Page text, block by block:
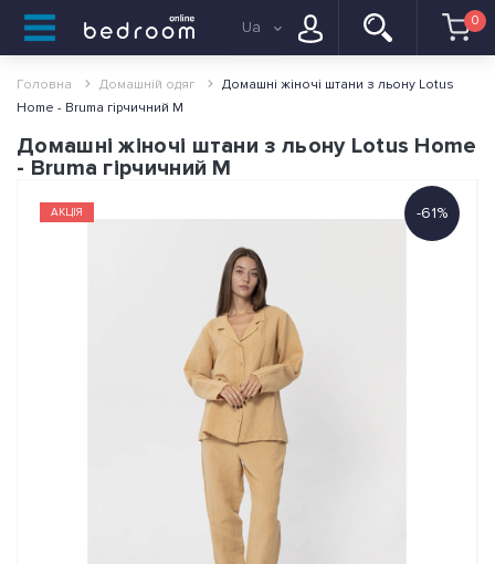
Ua 0
Головна Домашній одяг
Домашні жіночі штани з льону Lotus
Home - Bruma гірчичний M
Домашні жіночі штани з льону Lotus Home
- Bruma гірчичний M
-61%
АКЦІЯ